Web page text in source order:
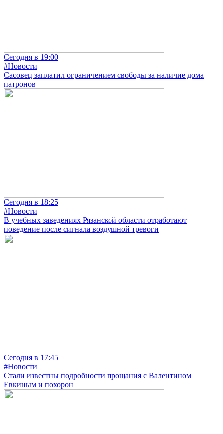
Сегодня в 19:00
#Новости
Сасовец заплатил ограничением свободы за наличие дома
патронов
Сегодня в 18:25
#Новости
В учебных заведениях Рязанской области отработают
поведение после сигнала воздушной тревоги
Сегодня в 17:45
#Новости
Стали известны подробности прощания с Валентином
Евкиным и похорон